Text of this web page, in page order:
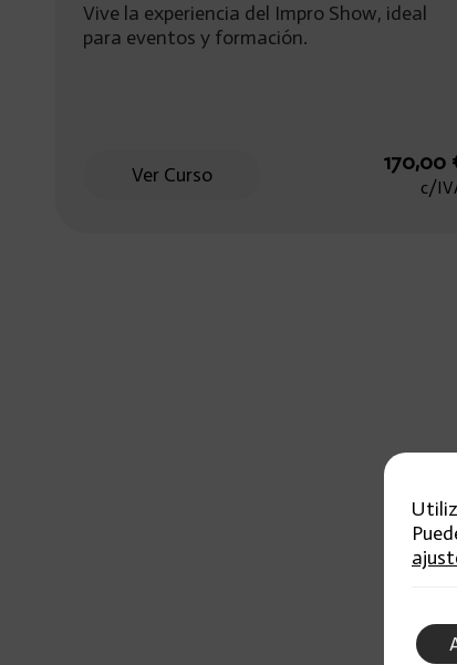
Vive la experiencia del Impro Show, ideal
para eventos y formación.
Ver Curso 170,00
c/